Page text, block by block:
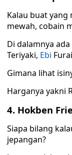
Kalau buat yang
mewah, cobain
Di dalamnya
Teriyaki, Ebi
Gimana lihat
Harganya yakni
4. Hokben
Siapa bilang
jepangan?